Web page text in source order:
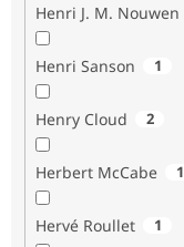
Henri J. M. Nouwen
Henri Sanson 1
Henry Cloud 2
Herbert McCabe 1
Hervé Roullet 1